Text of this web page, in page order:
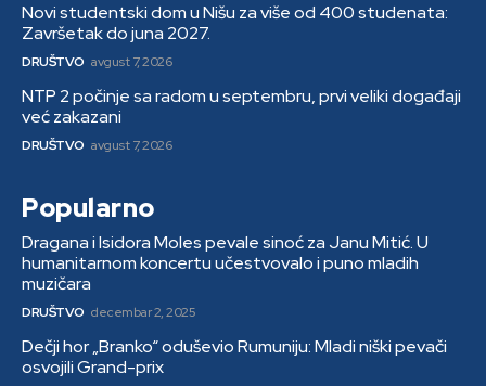
Novi studentski dom u Nišu za više od 400 studenata:
Završetak do juna 2027.
DRUŠTVO avgust 7, 2026
NTP 2 počinje sa radom u septembru, prvi veliki događaji
već zakazani
DRUŠTVO avgust 7, 2026
Popularno
Dragana i Isidora Moles pevale sinoć za Janu Mitić. U
humanitarnom koncertu učestvovalo i puno mladih
muzičara
DRUŠTVO decembar 2, 2025
Dečji hor „Branko“ oduševio Rumuniju: Mladi niški pevači
osvojili Grand-prix